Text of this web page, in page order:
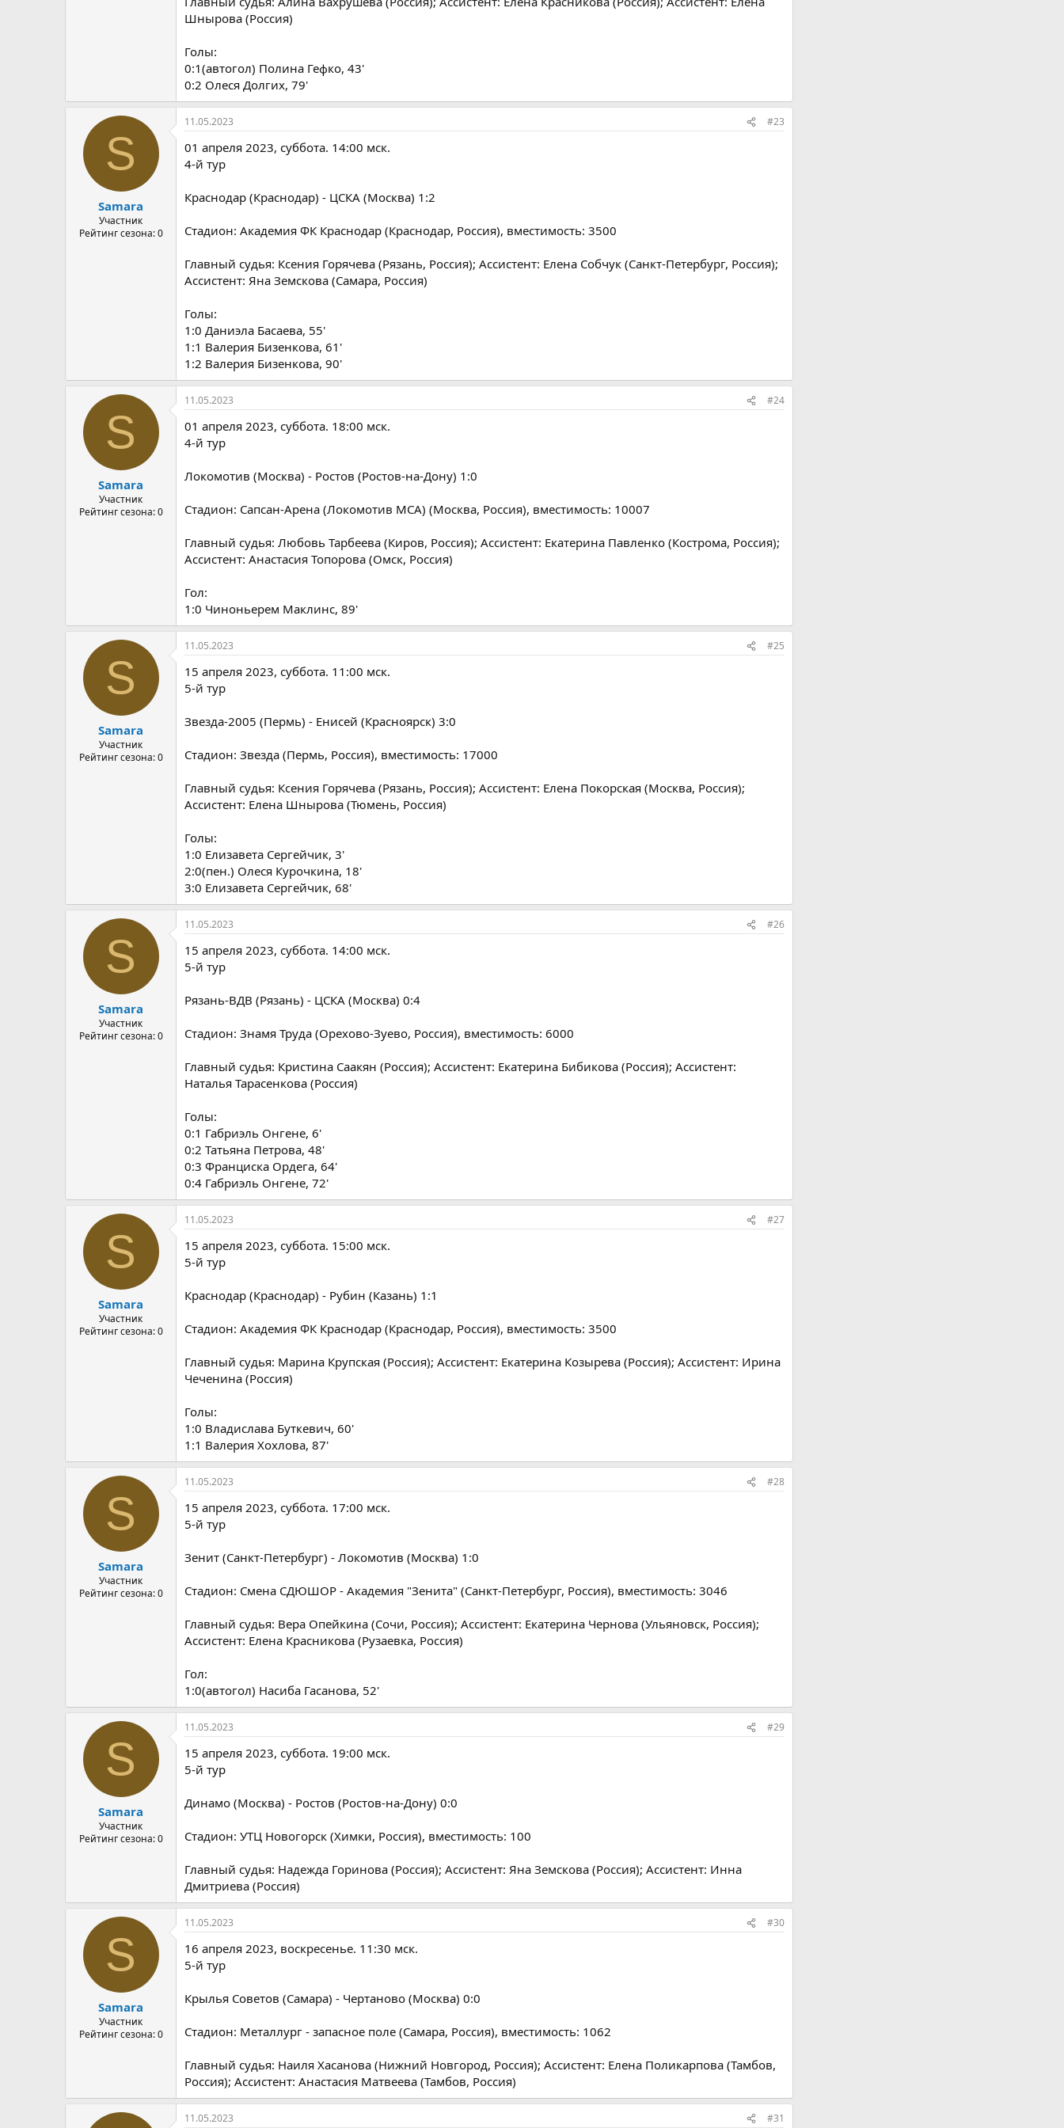
Шнырова (Россия)
Голы:
0:1(автогол) Полина Гефко, 43'
0:2 Олеся Долгих, 79'
S
Samara
Участник
Рейтинг сезона: 0
11.05.2023 #23
01 апреля 2023, суббота. 14:00 мск.
4-й тур
Краснодар (Краснодар) - ЦСКА (Москва) 1:2
Стадион: Академия ФК Краснодар (Краснодар, Россия), вместимость: 3500
Главный судья: Ксения Горячева (Рязань, Россия); Ассистент: Елена Собчук (Санкт-Петербург, Россия);
Ассистент: Яна Земскова (Самара, Россия)
Голы:
1:0 Даниэла Басаева, 55'
1:1 Валерия Бизенкова, 61'
1:2 Валерия Бизенкова, 90'
S
Samara
Участник
Рейтинг сезона: 0
11.05.2023 #24
01 апреля 2023, суббота. 18:00 мск.
4-й тур
Локомотив (Москва) - Ростов (Ростов-на-Дону) 1:0
Стадион: Сапсан-Арена (Локомотив МСА) (Москва, Россия), вместимость: 10007
Главный судья: Любовь Тарбеева (Киров, Россия); Ассистент: Екатерина Павленко (Кострома, Россия);
Ассистент: Анастасия Топорова (Омск, Россия)
Гол:
1:0 Чиноньерем Маклинс, 89'
S
Samara
Участник
Рейтинг сезона: 0
11.05.2023 #25
15 апреля 2023, суббота. 11:00 мск.
5-й тур
Звезда-2005 (Пермь) - Енисей (Красноярск) 3:0
Стадион: Звезда (Пермь, Россия), вместимость: 17000
Главный судья: Ксения Горячева (Рязань, Россия); Ассистент: Елена Покорская (Москва, Россия);
Ассистент: Елена Шнырова (Тюмень, Россия)
Голы:
1:0 Елизавета Сергейчик, 3'
2:0(пен.) Олеся Курочкина, 18'
3:0 Елизавета Сергейчик, 68'
S
Samara
Участник
Рейтинг сезона: 0
11.05.2023 #26
15 апреля 2023, суббота. 14:00 мск.
5-й тур
Рязань-ВДВ (Рязань) - ЦСКА (Москва) 0:4
Стадион: Знамя Труда (Орехово-Зуево, Россия), вместимость: 6000
Главный судья: Кристина Саакян (Россия); Ассистент: Екатерина Бибикова (Россия); Ассистент:
Наталья Тарасенкова (Россия)
Голы:
0:1 Габриэль Онгене, 6'
0:2 Татьяна Петрова, 48'
0:3 Франциска Ордега, 64'
0:4 Габриэль Онгене, 72'
S
Samara
Участник
Рейтинг сезона: 0
11.05.2023 #27
15 апреля 2023, суббота. 15:00 мск.
5-й тур
Краснодар (Краснодар) - Рубин (Казань) 1:1
Стадион: Академия ФК Краснодар (Краснодар, Россия), вместимость: 3500
Главный судья: Марина Крупская (Россия); Ассистент: Екатерина Козырева (Россия); Ассистент: Ирина
Чеченина (Россия)
Голы:
1:0 Владислава Буткевич, 60'
1:1 Валерия Хохлова, 87'
S
Samara
Участник
Рейтинг сезона: 0
11.05.2023 #28
15 апреля 2023, суббота. 17:00 мск.
5-й тур
Зенит (Санкт-Петербург) - Локомотив (Москва) 1:0
Стадион: Смена СДЮШОР - Академия "Зенита" (Санкт-Петербург, Россия), вместимость: 3046
Главный судья: Вера Опейкина (Сочи, Россия); Ассистент: Екатерина Чернова (Ульяновск, Россия);
Ассистент: Елена Красникова (Рузаевка, Россия)
Гол:
1:0(автогол) Насиба Гасанова, 52'
S
Samara
Участник
Рейтинг сезона: 0
11.05.2023 #29
15 апреля 2023, суббота. 19:00 мск.
5-й тур
Динамо (Москва) - Ростов (Ростов-на-Дону) 0:0
Стадион: УТЦ Новогорск (Химки, Россия), вместимость: 100
Главный судья: Надежда Горинова (Россия); Ассистент: Яна Земскова (Россия); Ассистент: Инна
Дмитриева (Россия)
S
Samara
Участник
Рейтинг сезона: 0
11.05.2023 #30
16 апреля 2023, воскресенье. 11:30 мск.
5-й тур
Крылья Советов (Самара) - Чертаново (Москва) 0:0
Стадион: Металлург - запасное поле (Самара, Россия), вместимость: 1062
Главный судья: Наиля Хасанова (Нижний Новгород, Россия); Ассистент: Елена Поликарпова (Тамбов,
Россия); Ассистент: Анастасия Матвеева (Тамбов, Россия)
11.05.2023 #31